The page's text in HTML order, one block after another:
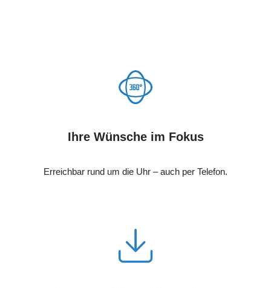
Ihre Wünsche im Fokus
Erreichbar rund um die Uhr – auch per Telefon.